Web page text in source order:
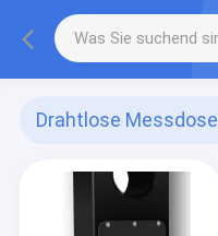
Drahtlose Messdose